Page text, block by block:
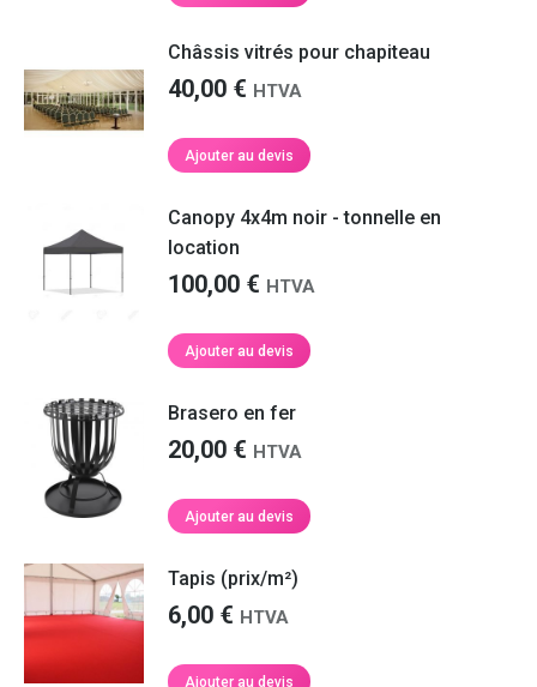
Châssis vitrés pour chapiteau
40,00 € HTVA
Ajouter au devis
Canopy 4x4m noir - tonnelle en
location
100,00 € HTVA
Ajouter au devis
Brasero en fer
20,00 € HTVA
Ajouter au devis
Tapis (prix/m²)
6,00 € HTVA
Ajouter au devis